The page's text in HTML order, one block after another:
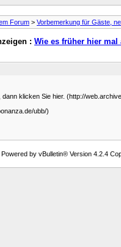
Forum > Vorbemerkung für Gäste,
: Wie es früher hier mal
klicken Sie hier. (http://
ubb/)
Powered by vBulletin® Version 4.2.4